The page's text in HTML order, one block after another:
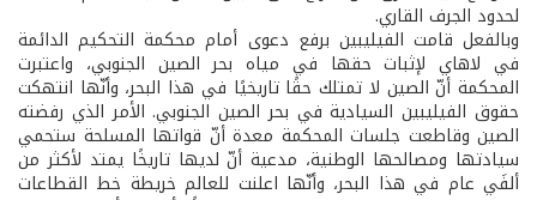
لحدود الجرف القاري.
وبالفعل قامت الفيليبين برفع دعوى أمام محكمة التحكيم الدائمة
في لاهاي لإثبات حقها في مياه بحر الصين الجنوبي، واعتبرت
المحكمة أنّ الصين لا تمتلك حقًا تاريخيًا في هذا البحر، وأنّها انتهكت
حقوق الفيليبين السيادية في بحر الصين الجنوبي. الأمر الذي رفضته
الصين وقاطعت جلسات المحكمة معدة أنّ قواتها المسلحة ستحمي
سيادتها ومصالحها الوطنية، مدعية أنّ لديها تاريخًا يمتد لأكثر من
ألفَي عام في هذا البحر، وأنّها اعلنت للعالم خريطة خط القطاعات